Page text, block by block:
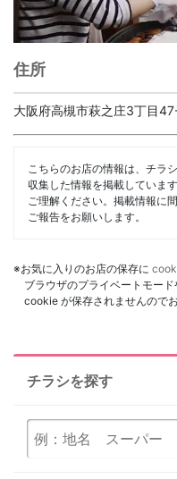
住所
大阪府高槻市萩之庄3丁目
こちらのお店の情報は、チラ
収集した情報を掲載していま
ご理解ください。掲載情報に
ご報告をお願いします。
※お気に入りのお店の保存に
ブラウザのプライベートモー
cookie が保存されませんので
チラシを探す